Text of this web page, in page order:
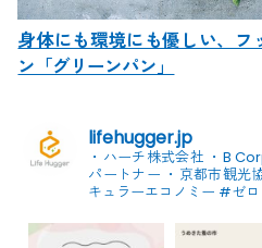
身体にも環境にも優しい、
ン「グリーンパン」
lifehugger.jp
・ハーチ株式会社 ・B
パートナー ・京都市観光
キュラーエコノミー #ゼ